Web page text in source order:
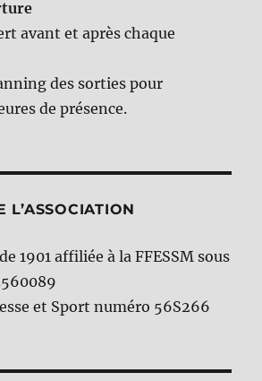
avant et après chaque
des sorties pour
de présence.
L’ASSOCIATION
1901 affiliée à la FFESSM sous
et Sport numéro 56S266